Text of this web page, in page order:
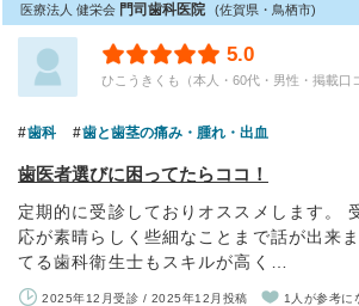
医療法人 健栄会 門司歯科医院 (佐賀県・鳥栖市)
5.0
ひこうきくも（本人・60代・男性・掲載口
歯科 歯と歯茎の痛み・腫れ・出血
歯医者選びに困ってたらココ！
定期的に受診しておりオススメします。
応が素晴らしく些細なことまで話が出来
てる歯科衛生士もスキルが高く…
2025年12月受診 / 2025年12月投稿 1人が参考に